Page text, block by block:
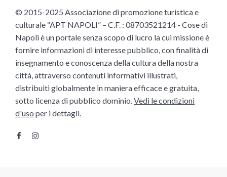
© 2015-2025 Associazione di promozione turistica e
culturale “APT NAPOLI” – C.F. : 08703521214 - Cose di
Napoli è un portale senza scopo di lucro la cui missione è
fornire informazioni di interesse pubblico, con finalità di
insegnamento e conoscenza della cultura della nostra
città, attraverso contenuti informativi illustrati,
distribuiti globalmente in maniera efficace e gratuita,
sotto licenza di pubblico dominio.Vedi le condizioni
d'uso per i dettagli.